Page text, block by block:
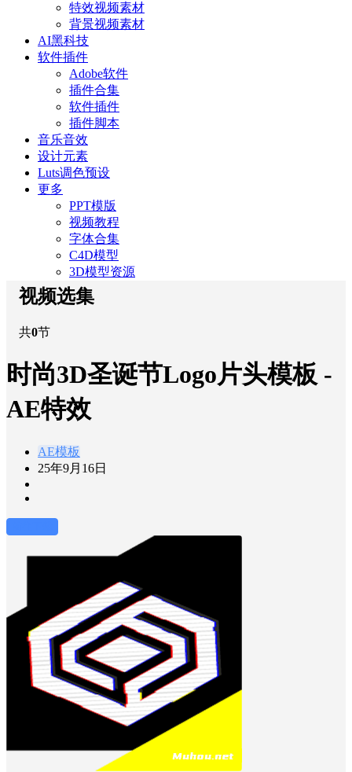
特效视频素材
背景视频素材
AI黑科技
软件插件
Adobe软件
插件合集
软件插件
插件脚本
音乐音效
设计元素
Luts调色预设
更多
PPT模版
视频教程
字体合集
C4D模型
3D模型资源
视频选集
共0节
时尚3D圣诞节Logo片头模板 -
AE特效
AE模板
25年9月16日